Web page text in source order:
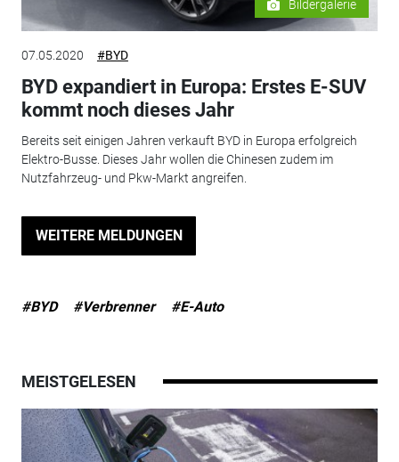
Bildergalerie
07.05.2020 #BYD
BYD expandiert in Europa: Erstes E-SUV
kommt noch dieses Jahr
Bereits seit einigen Jahren verkauft BYD in Europa erfolgreich
Elektro-Busse. Dieses Jahr wollen die Chinesen zudem im
Nutzfahrzeug- und Pkw-Markt angreifen.
WEITERE MELDUNGEN
#BYD #Verbrenner #E-Auto
MEISTGELESEN